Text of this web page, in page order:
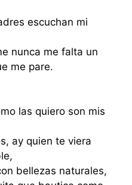
escuchan mi
nunca me falta un
me pare.
las quiero son mis
ay quien te viera
bellezas naturales,